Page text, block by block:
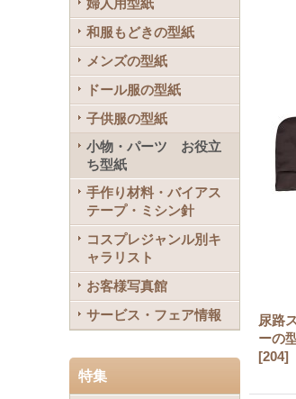
婦人用型紙
和服もどきの型紙
メンズの型紙
ドール服の型紙
子供服の型紙
小物・パーツ お役立
ち型紙
手作り材料・バイアス
テープ・ミシン針
コスプレジャンル別キ
ャラリスト
お客様写真館
サービス・フェア情報
特集
尿路
ーの
[204]